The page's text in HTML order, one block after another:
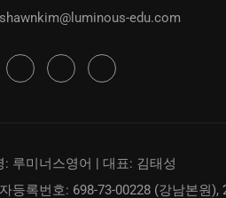
shawnkim@luminous-edu.com
: 루미너스영어 | 대표: 김태성
등록번호: 698-73-00228 (강남본원